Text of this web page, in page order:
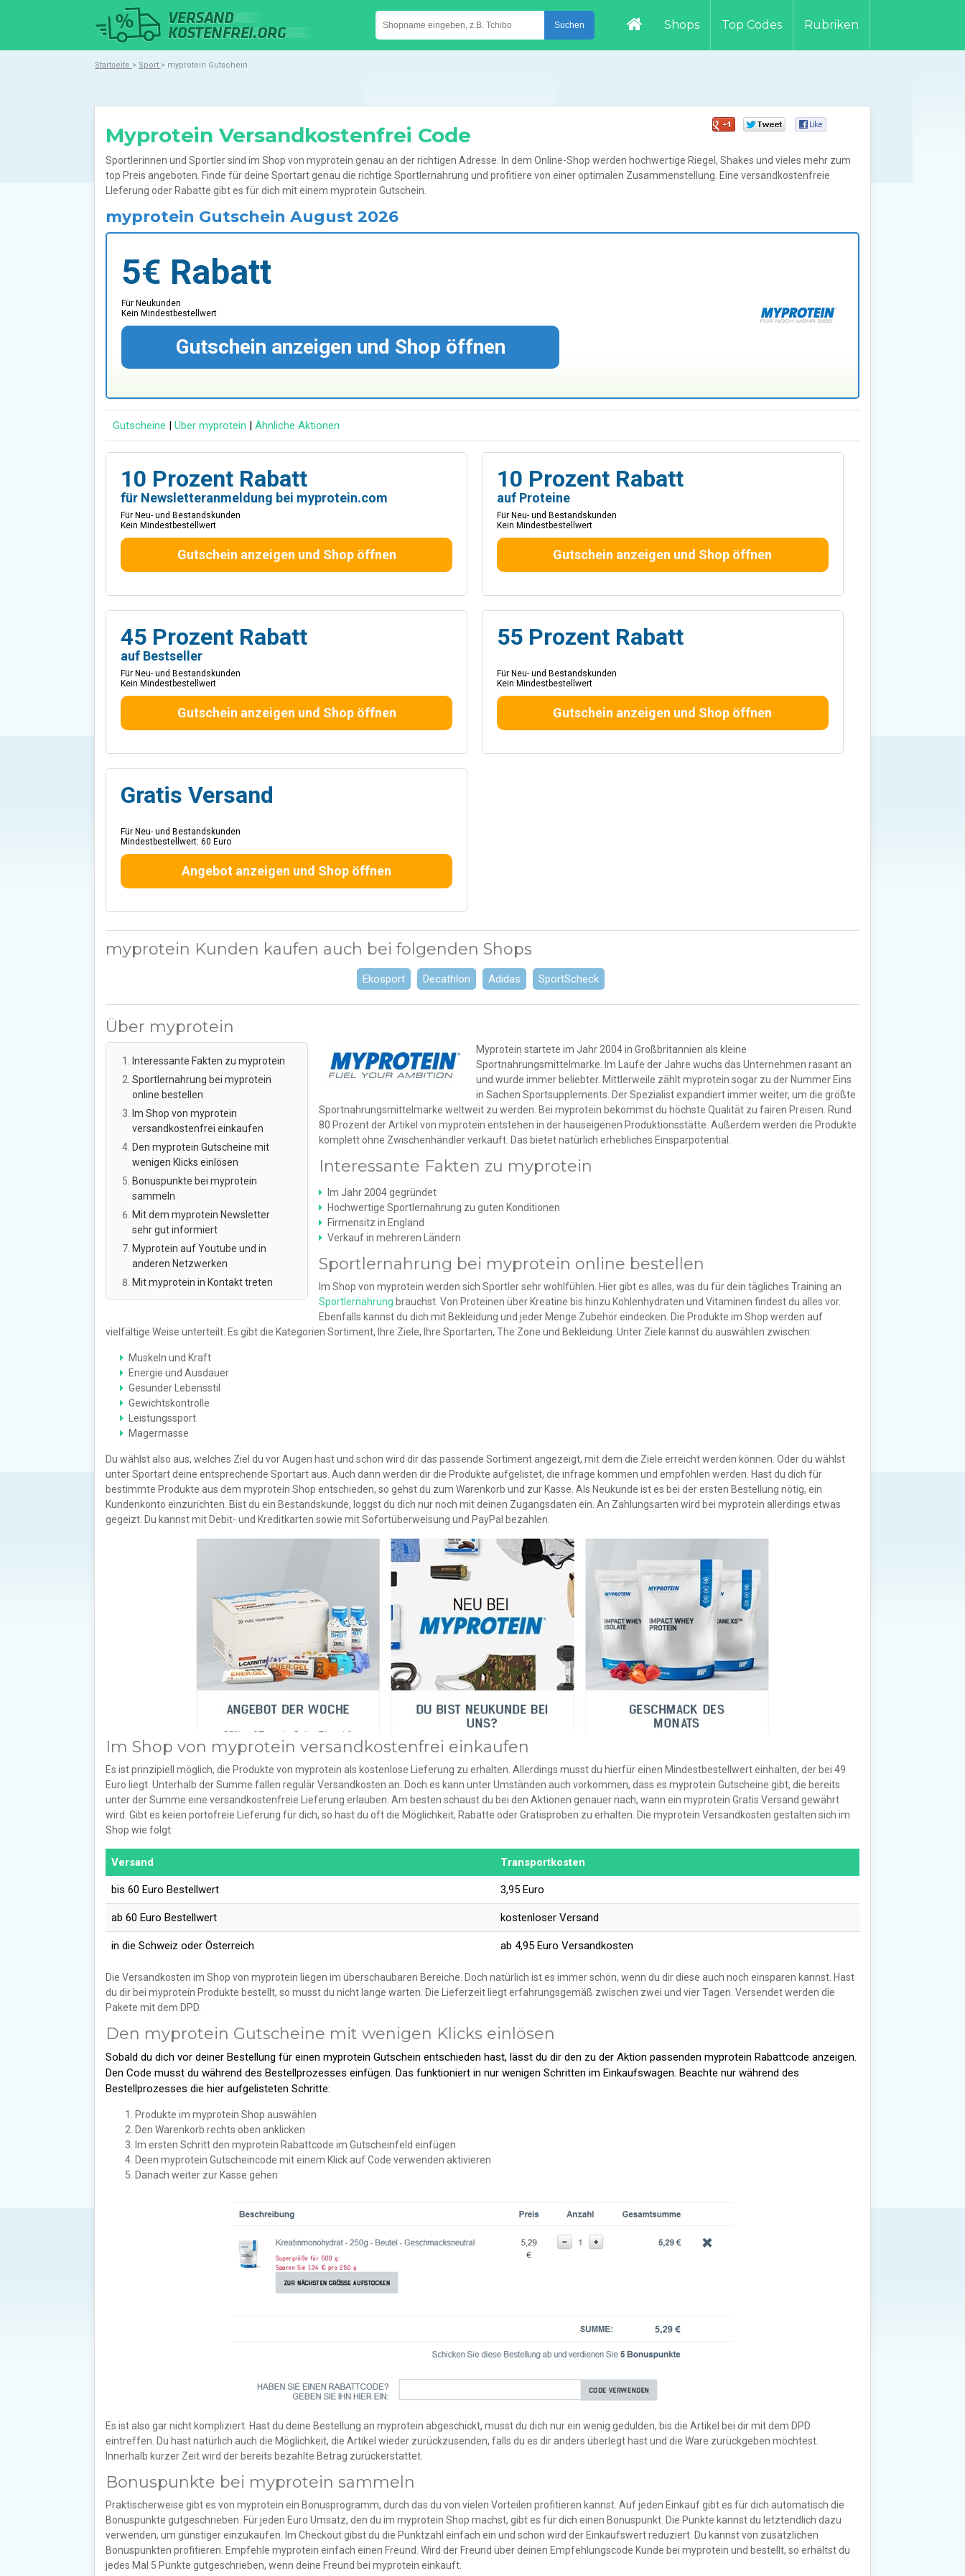
Shops Top Codes Rubriken
Startseite > Sport > myprotein Gutschein
Myprotein Versandkostenfrei Code
Sportlerinnen und Sportler sind im Shop von myprotein genau an der richtigen Adresse. In dem Online-Shop werden hochwertige Riegel, Shakes und vieles mehr zum
top Preis angeboten. Finde für deine Sportart genau die richtige Sportlernahrung und profitiere von einer optimalen Zusammenstellung. Eine versandkostenfreie
LIeferung oder Rabatte gibt es für dich mit einem myprotein Gutschein.
myprotein Gutschein August 2026
5€ Rabatt
Für Neukunden
Kein Mindestbestellwert
Gutschein anzeigen und Shop öffnen
Gutscheine | Über myprotein | Ähnliche Aktionen
10 Prozent Rabatt
für Newsletteranmeldung bei myprotein.com
Für Neu- und Bestandskunden
Kein Mindestbestellwert
Gutschein anzeigen und Shop öffnen
10 Prozent Rabatt
auf Proteine
Für Neu- und Bestandskunden
Kein Mindestbestellwert
Gutschein anzeigen und Shop öffnen
45 Prozent Rabatt
auf Bestseller
Für Neu- und Bestandskunden
Kein Mindestbestellwert
Gutschein anzeigen und Shop öffnen
55 Prozent Rabatt
Für Neu- und Bestandskunden
Kein Mindestbestellwert
Gutschein anzeigen und Shop öffnen
Gratis Versand
Für Neu- und Bestandskunden
Mindestbestellwert: 60 Euro
Angebot anzeigen und Shop öffnen
myprotein Kunden kaufen auch bei folgenden Shops
Ekosport Decathlon Adidas SportScheck
Über myprotein
Interessante Fakten zu myprotein
Sportlernahrung bei myprotein
online bestellen
Im Shop von myprotein
versandkostenfrei einkaufen
Den myprotein Gutscheine mit
wenigen Klicks einlösen
Bonuspunkte bei myprotein
sammeln
Mit dem myprotein Newsletter
sehr gut informiert
Myprotein auf Youtube und in
anderen Netzwerken
Mit myprotein in Kontakt treten
Myprotein startete im Jahr 2004 in Großbritannien als kleine
Sportnahrungsmittelmarke. Im Laufe der Jahre wuchs das Unternehmen rasant an
und wurde immer beliebter. Mittlerweile zählt myprotein sogar zu der Nummer Eins
in Sachen Sportsupplements. Der Spezialist expandiert immer weiter, um die größte
Sportnahrungsmittelmarke weltweit zu werden. Bei myprotein bekommst du höchste Qualität zu fairen Preisen. Rund
80 Prozent der Artikel von myprotein entstehen in der hauseigenen Produktionsstätte. Außerdem werden die Produkte
komplett ohne Zwischenhändler verkauft. Das bietet natürlich erhebliches Einsparpotential.
Interessante Fakten zu myprotein
Im Jahr 2004 gegründet
Hochwertige Sportlernahrung zu guten Konditionen
Firmensitz in England
Verkauf in mehreren Ländern
Sportlernahrung bei myprotein online bestellen
Im Shop von myprotein werden sich Sportler sehr wohlfühlen. Hier gibt es alles, was du für dein tägliches Training an
Sportlernahrung brauchst. Von Proteinen über Kreatine bis hinzu Kohlenhydraten und Vitaminen findest du alles vor.
Ebenfalls kannst du dich mit Bekleidung und jeder Menge Zubehör eindecken. Die Produkte im Shop werden auf
vielfältige Weise unterteilt. Es gibt die Kategorien Sortiment, Ihre Ziele, Ihre Sportarten, The Zone und Bekleidung. Unter Ziele kannst du auswählen zwischen:
Muskeln und Kraft
Energie und Ausdauer
Gesunder Lebensstil
Gewichtskontrolle
Leistungssport
Magermasse
Du wählst also aus, welches Ziel du vor Augen hast und schon wird dir das passende Sortiment angezeigt, mit dem die Ziele erreicht werden können. Oder du wählst
unter Sportart deine entsprechende Sportart aus. Auch dann werden dir die Produkte aufgelistet, die infrage kommen und empfohlen werden. Hast du dich für
bestimmte Produkte aus dem myprotein Shop entschieden, so gehst du zum Warenkorb und zur Kasse. Als Neukunde ist es bei der ersten Bestellung nötig, ein
Kundenkonto einzurichten. Bist du ein Bestandskunde, loggst du dich nur noch mit deinen Zugangsdaten ein. An Zahlungsarten wird bei myprotein allerdings etwas
gegeizt. Du kannst mit Debit- und Kreditkarten sowie mit Sofortüberweisung und PayPal bezahlen.
Im Shop von myprotein versandkostenfrei einkaufen
Es ist prinzipiell möglich, die Produkte von myprotein als kostenlose Lieferung zu erhalten. Allerdings musst du hierfür einen Mindestbestellwert einhalten, der bei 49
Euro liegt. Unterhalb der Summe fallen regulär Versandkosten an. Doch es kann unter Umständen auch vorkommen, dass es myprotein Gutscheine gibt, die bereits
unter der Summe eine versandkostenfreie Lieferung erlauben. Am besten schaust du bei den Aktionen genauer nach, wann ein myprotein Gratis Versand gewährt
wird. Gibt es keien portofreie Lieferung für dich, so hast du oft die Möglichkeit, Rabatte oder Gratisproben zu erhalten. Die myprotein Versandkosten gestalten sich im
Shop wie folgt:
Versand Transportkosten
bis 60 Euro Bestellwert 3,95 Euro
ab 60 Euro Bestellwert kostenloser Versand
in die Schweiz oder Österreich ab 4,95 Euro Versandkosten
Die Versandkosten im Shop von myprotein liegen im überschaubaren Bereiche. Doch natürlich ist es immer schön, wenn du dir diese auch noch einsparen kannst. Hast
du dir bei myprotein Produkte bestellt, so musst du nicht lange warten. Die Lieferzeit liegt erfahrungsgemäß zwischen zwei und vier Tagen. Versendet werden die
Pakete mit dem DPD.
Den myprotein Gutscheine mit wenigen Klicks einlösen
Sobald du dich vor deiner Bestellung für einen myprotein Gutschein entschieden hast, lässt du dir den zu der Aktion passenden myprotein Rabattcode anzeigen.
Den Code musst du während des Bestellprozesses einfügen. Das funktioniert in nur wenigen Schritten im Einkaufswagen. Beachte nur während des
Bestellprozesses die hier aufgelisteten Schritte:
Produkte im myprotein Shop auswählen
Den Warenkorb rechts oben anklicken
Im ersten Schritt den myprotein Rabattcode im Gutscheinfeld einfügen
Deen myprotein Gutscheincode mit einem Klick aufCode verwenden aktivieren
Danach weiter zur Kasse gehen
Es ist also gar nicht kompliziert. Hast du deine Bestellung an myprotein abgeschickt, musst du dich nur ein wenig gedulden, bis die Artikel bei dir mit dem DPD
eintreffen. Du hast natürlich auch die Möglichkeit, die Artikel wieder zurückzusenden, falls du es dir anders überlegt hast und die Ware zurückgeben möchtest.
Innerhalb kurzer Zeit wird der bereits bezahlte Betrag zurückerstattet.
Bonuspunkte bei myprotein sammeln
Praktischerweise gibt es von myprotein ein Bonusprogramm, durch das du von vielen Vorteilen profitieren kannst. Auf jeden Einkauf gibt es für dich automatisch die
Bonuspunkte gutgeschrieben. Für jeden Euro Umsatz, den du im myprotein Shop machst, gibt es für dich einen Bonuspunkt. Die Punkte kannst du letztendlich dazu
verwenden, um günstiger einzukaufen. Im Checkout gibst du die Punktzahl einfach ein und schon wird der Einkaufswert reduziert. Du kannst von zusätzlichen
Bonuspunkten profitieren. Empfehle myprotein einfach einen Freund. Wird der Freund über deinen Empfehlungscode Kunde bei myprotein und bestellt, so erhältst du
jedes Mal 5 Punkte gutgeschrieben, wenn deine Freund bei myprotein einkauft.